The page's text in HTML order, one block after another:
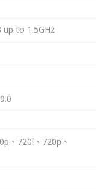
to 1.5GHz
、720i、720p、